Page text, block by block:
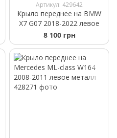
Артикул: 429642
Крыло переднее на BMW
X7 G07 2018-2022 левое
8 100 грн